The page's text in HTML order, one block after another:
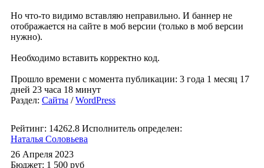
Но что-то видимо вставляю неправильно. И баннер не
отображается на сайте в моб версии (только в моб версии
нужно).
Необходимо вставить корректно код.
Прошло времени с момента публикации: 3 года 1 месяц 17
дней 23 часа 18 минут
Раздел: Сайты /WordPress
Рейтинг: 14262.8 Исполнитель определен:
Наталья Соловьева
26 Апреля 2023
Бюджет: 1 500 руб